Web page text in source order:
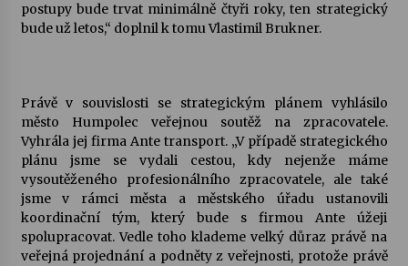
Petr Adamec – Malovaný svět
postupy bude trvat minimálně čtyři roky, ten strategický
bude už letos,“ doplnil k tomu Vlastimil Brukner.
Právě v souvislosti se strategickým plánem vyhlásilo
město Humpolec veřejnou soutěž na zpracovatele.
Vyhrála jej firma Ante transport. „V případě strategického
plánu jsme se vydali cestou, kdy nejenže máme
vysoutěženého profesionálního zpracovatele, ale také
jsme v rámci města a městského úřadu ustanovili
koordinační tým, který bude s firmou Ante úžeji
spolupracovat. Vedle toho klademe velký důraz právě na
veřejná projednání a podněty z veřejnosti, protože právě